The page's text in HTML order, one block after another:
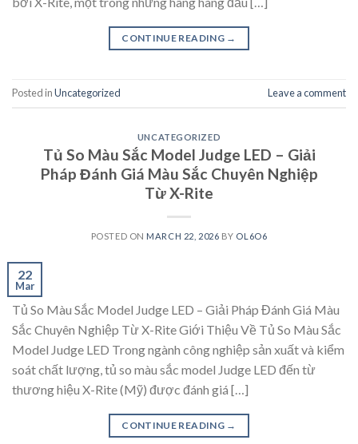
CONTINUE READING →
Posted inUncategorized Leave a comment
UNCATEGORIZED
Tủ So Màu Sắc Model Judge LED – Giải
Pháp Đánh Giá Màu Sắc Chuyên Nghiệp
Từ X-Rite
POSTED ON MARCH 22, 2026 BY OL6O6
22
Mar
Tủ So Màu Sắc Model Judge LED – Giải Pháp Đánh Giá Màu
Sắc Chuyên Nghiệp Từ X-Rite Giới Thiệu Về Tủ So Màu Sắc
Model Judge LED Trong ngành công nghiệp sản xuất và kiểm
soát chất lượng, tủ so màu sắc model Judge LED đến từ
thương hiệu X-Rite (Mỹ) được đánh giá […]
CONTINUE READING →